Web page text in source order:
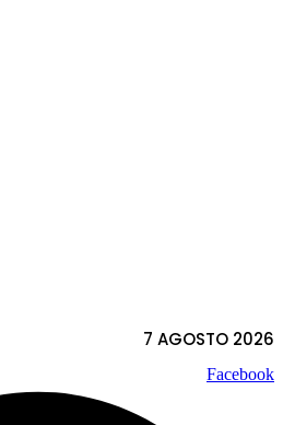
7 AGOSTO 2026
Facebook